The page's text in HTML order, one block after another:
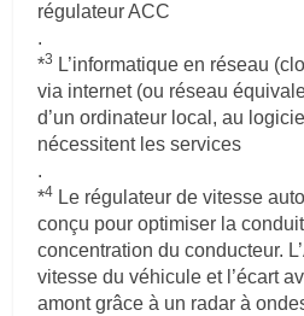
régulateur ACC
.
*3 L’informatique en réseau
via internet (ou réseau
d’un ordinateur local, au
nécessitent les services
.
*4 Le régulateur de vitesse
conçu pour optimiser la
concentration du conducteur.
vitesse du véhicule et l’écart
amont grâce à un radar à